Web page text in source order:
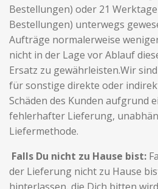
Bestellungen) oder 21
Bestellungen) unterwegs
Aufträge normalerweise
nicht in der Lage vor Ablauf
Ersatz zu gewährleisten.Wir
für sonstige direkte oder
Schäden des Kunden aufgrund
fehlerhafter Lieferung,
Liefermethode.
Falls Du nicht zu Hause bist:
der Lieferung nicht zu Hause